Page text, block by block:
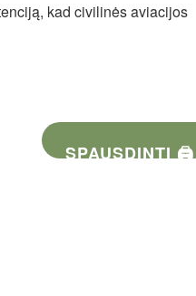
kad civilinės aviacijos
SPAUSDINTI 🖨